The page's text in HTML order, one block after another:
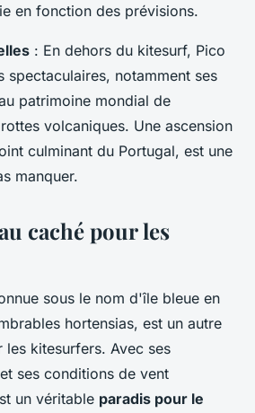
en fonction des prévisions.
: En dehors du kitesurf, Pico
spectaculaires, notamment ses
patrimoine mondial de
volcaniques. Une ascension
culminant du Portugal, est une
manquer.
caché pour les
sous le nom d'île bleue en
hortensias, est un autre
kitesurfers. Avec ses
ses conditions de vent
un véritable paradis pour le